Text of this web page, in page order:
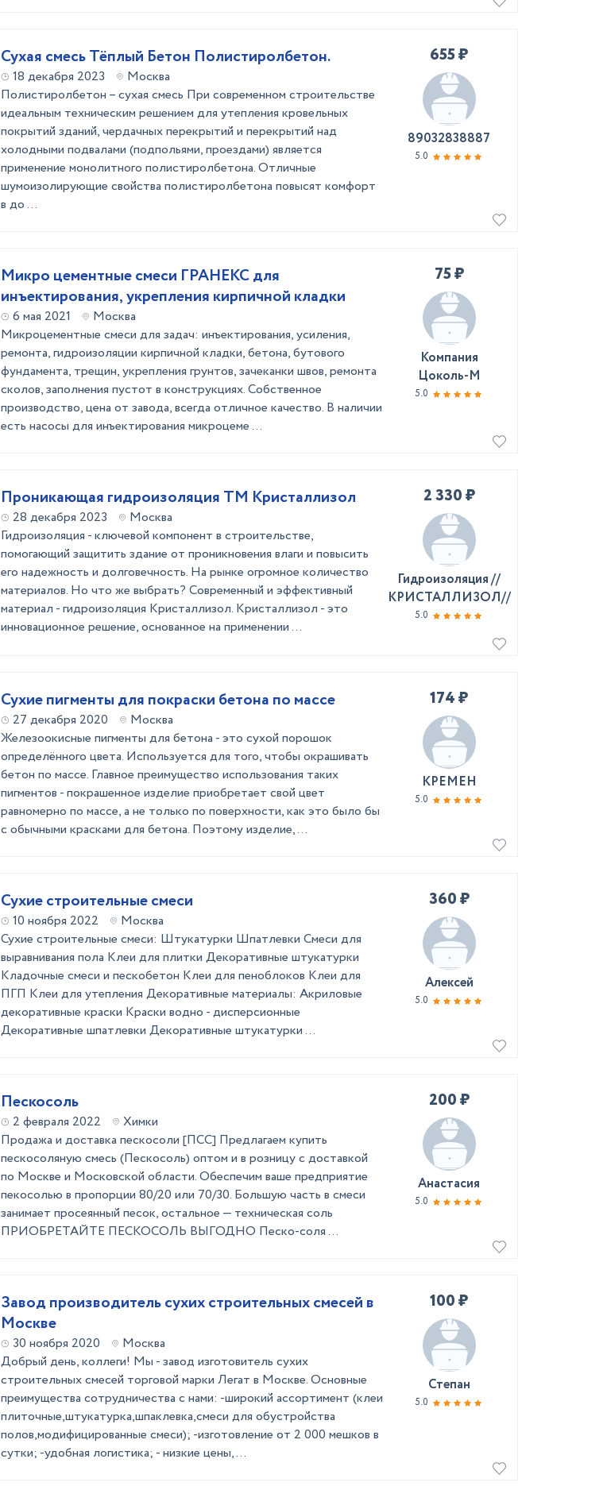
Сухая смесь Тёплый Бетон Полистиролбетон.
18 декабря 2023
Москва
Полистиролбетон – сухая смесь При современном строительстве
идеальным техническим решением для утепления кровельных
покрытий зданий, чердачных перекрытий и перекрытий над
холодными подвалами (подпольями, проездами) является
применение монолитного полистиролбетона. Отличные
шумоизолирующие свойства полистиролбетона повысят комфорт
в до ...
655 ₽
89032838887
5.0
Микро цементные смеси ГРАНЕКС для
инъектирования, укрепления кирпичной кладки
6 мая 2021
Москва
Микроцементные смеси для задач: инъектирования, усиления,
ремонта, гидроизоляции кирпичной кладки, бетона, бутового
фундамента, трещин, укрепления грунтов, зачеканки швов, ремонта
сколов, заполнения пустот в конструкциях. Собственное
производство, цена от завода, всегда отличное качество. В наличии
есть насосы для инъектирования микроцеме ...
75 ₽
Компания
Цоколь-М
5.0
Проникающая гидроизоляция ТМ Кристаллизол
28 декабря 2023
Москва
Гидроизоляция - ключевой компонент в строительстве,
помогающий защитить здание от проникновения влаги и повысить
его надежность и долговечность. На рынке огромное количество
материалов. Но что же выбрать? Современный и эффективный
материал - гидроизоляция Кристаллизол. Кристаллизол - это
инновационное решение, основанное на применении ...
2 330 ₽
Гидроизоляция //
КРИСТАЛЛИЗОЛ//
5.0
Сухие пигменты для покраски бетона по массе
27 декабря 2020
Москва
Железоокисные пигменты для бетона - это сухой порошок
определённого цвета. Используется для того, чтобы окрашивать
бетон по массе. Главное преимущество использования таких
пигментов - покрашенное изделие приобретает свой цвет
равномерно по массе, а не только по поверхности, как это было бы
с обычными красками для бетона. Поэтому изделие, ...
174 ₽
КРЕМЕН
5.0
Сухие строительные смеси
10 ноября 2022
Москва
Сухие строительные смеси: Штукатурки Шпатлевки Смеси для
выравнивания пола Клеи для плитки Декоративные штукатурки
Кладочные смеси и пескобетон Клеи для пеноблоков Клеи для
ПГП Клеи для утепления Декоративные материалы: Акриловые
декоративные краски Краски водно - дисперсионные
Декоративные шпатлевки Декоративные штукатурки ...
360 ₽
Алексей
5.0
Пескосоль
2 февраля 2022
Химки
Продажа и доставка пескосоли [ПСС] Предлагаем купить
пескосоляную смесь (Пескосоль) оптом и в розницу с доставкой
по Москве и Московской области. Обеспечим ваше предприятие
пекосолью в пропорции 80/20 или 70/30. Большую часть в смеси
занимает просеянный песок, остальное — техническая соль
ПРИОБРЕТАЙТЕ ПЕСКОСОЛЬ ВЫГОДНО Песко-соля ...
200 ₽
Анастасия
5.0
Завод производитель сухих строительных смесей в
Москве
30 ноября 2020
Москва
Добрый день, коллеги! Мы - завод изготовитель сухих
строительных смесей торговой марки Легат в Москве. Основные
преимущества сотрудничества с нами: -широкий ассортимент (клеи
плиточные,штукатурка,шпаклевка,смеси для обустройства
полов,модифицированные смеси); -изготовление от 2 000 мешков в
сутки; -удобная логистика; - низкие цены, ...
100 ₽
Степан
5.0